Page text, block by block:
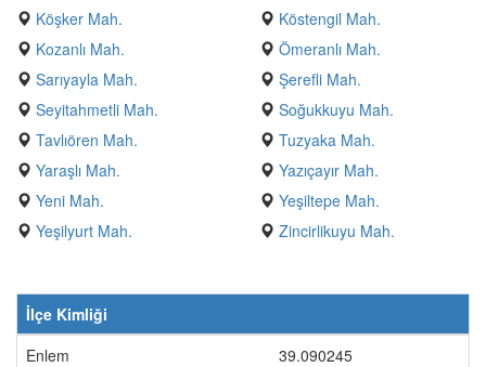
Köşker Mah.
Köstengil Mah.
Kozanlı Mah.
Ömeranlı Mah.
Sarıyayla Mah.
Şerefli Mah.
Seyitahmetli Mah.
Soğukkuyu Mah.
Tavlıören Mah.
Tuzyaka Mah.
Yaraşlı Mah.
Yazıçayır Mah.
Yeni Mah.
Yeşiltepe Mah.
Yeşilyurt Mah.
Zincirlikuyu Mah.
İlçe Kimliği
Enlem
39.090245